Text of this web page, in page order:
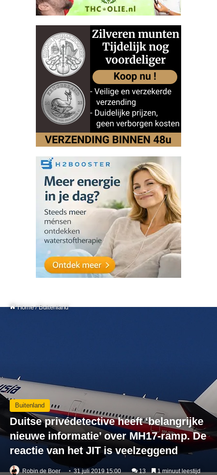
Home / Buitenland
Buitenland
Duitse privédetective heeft ‘belangrijke
nieuwe informatie’ over MH17-ramp. De
reactie van het JIT is veelzeggend
Robin de Boer 31 juli 2019 15:00 13 1 minuut leestijd